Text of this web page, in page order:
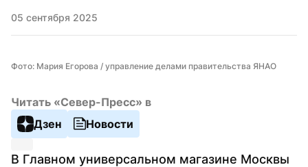
05 сентября 2025
Фото: Мария Егорова / управление делами правительства ЯНАО
Читать «Север-Пресс» в
Дзен
Новости
В Главном универсальном магазине Москвы